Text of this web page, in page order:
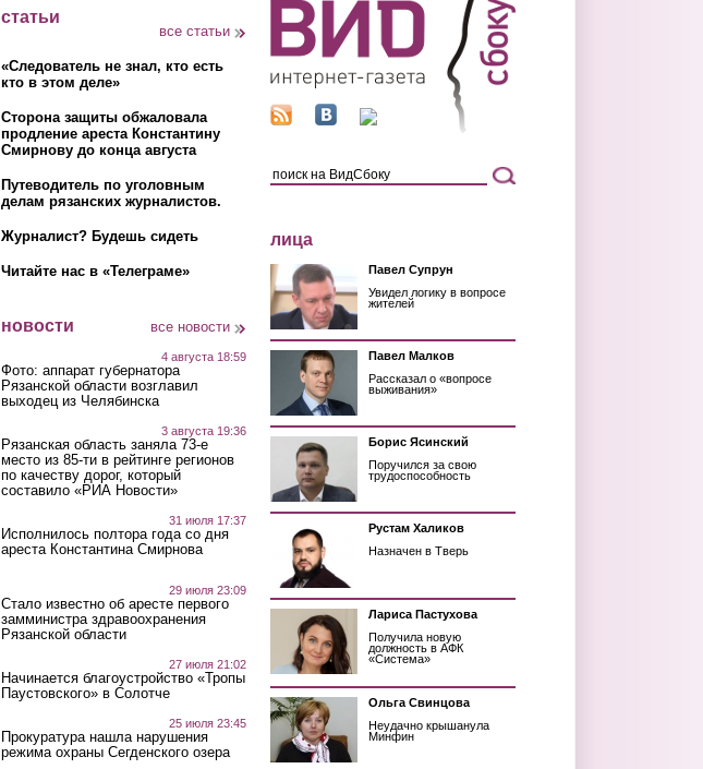
статьи
все статьи
«Следователь не знал, кто есть
кто в этом деле»
Сторона защиты обжаловала
продление ареста Константину
Смирнову до конца августа
Путеводитель по уголовным
делам рязанских журналистов.
Журналист? Будешь сидеть
Читайте нас в «Телеграме»
новости все новости
4 августа 18:59
Фото: аппарат губернатора
Рязанской области возглавил
выходец из Челябинска
3 августа 19:36
Рязанская область заняла 73-е
место из 85-ти в рейтинге регионов
по качеству дорог, который
составило «РИА Новости»
31 июля 17:37
Исполнилось полтора года со дня
ареста Константина Смирнова
29 июля 23:09
Стало известно об аресте первого
замминистра здравоохранения
Рязанской области
27 июля 21:02
Начинается благоустройство «Тропы
Паустовского» в Солотче
25 июля 23:45
Прокуратура нашла нарушения
режима охраны Сегденского озера
лица
Павел Супрун
Увидел логику в вопросе
жителей
Павел Малков
Рассказал о «вопросе
выживания»
Борис Ясинский
Поручился за свою
трудоспособность
Рустам Халиков
Назначен в Тверь
Лариса Пастухова
Получила новую
должность в АФК
«Система»
Ольга Свинцова
Неудачно крышанула
Минфин